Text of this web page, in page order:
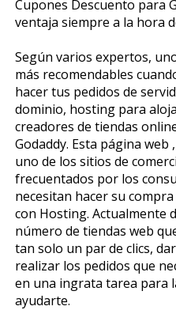
Cupones Descuento para
ventaja siempre a la hora
Según varios expertos,
más recomendables
hacer tus pedidos de
dominio, hosting para
creadores de tiendas
Godaddy. Esta página
uno de los sitios de
frecuentados por los
necesitan hacer su
con Hosting. Actualmente
número de tiendas web
tan solo un par de clics,
realizar los pedidos que
en una ingrata tarea para
ayudarte.